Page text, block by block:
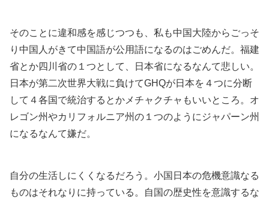
そのことに違和感を感じつつも、私も中国大陸からごっそ
り中国人がきて中国語が公用語になるのはごめんだ。福建
省とか四川省の１つとして、日本省になるなんて悲しい。
日本が第二次世界大戦に負けてGHQが日本を４つに分断
して４各国で統治するとかメチャクチャもいいところ。オ
レゴン州やカリフォルニア州の１つのようにジャパーン州
になるなんて嫌だ。
自分の生活しにくくなるだろう。小国日本の危機意識なる
ものはそれなりに持っている。自国の歴史性を意識するな